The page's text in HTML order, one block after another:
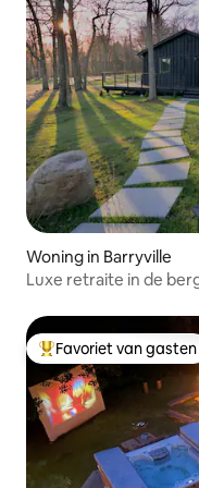
Woning in Barryville
Luxe retraite in de
Topfavoriet van
Favoriet van gasten